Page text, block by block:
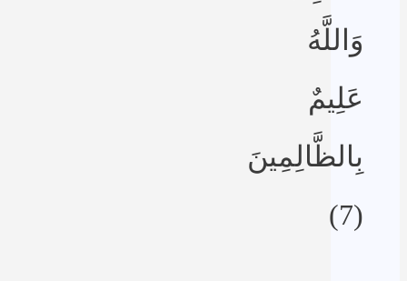
وَاللَّهُ
عَلِيمٌ
بِالظَّالِمِينَ
(7)